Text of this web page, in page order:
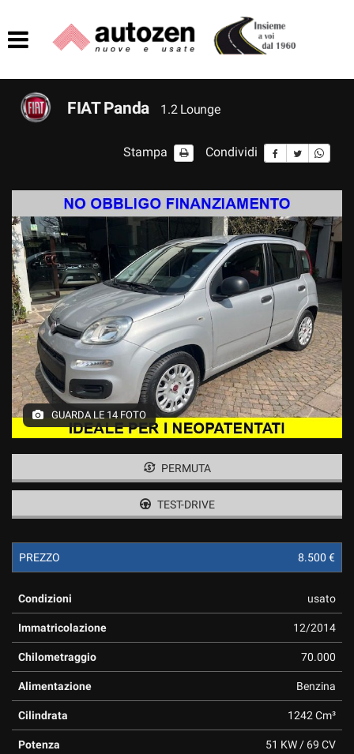
LISTA VEICOLI
ASSISTENZA
CONTATTI
FIAT Panda 1.2 Lounge
Stampa Condividi
GUARDA LE 14 FOTO
PERMUTA
TEST-DRIVE
PREZZO 8.500 €
Condizioni usato
Immatricolazione 12/2014
Chilometraggio 70.000
Alimentazione Benzina
Cilindrata 1242 Cm³
Potenza 51 KW / 69 CV